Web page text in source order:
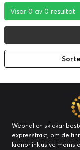
Visar 0 av 0 resultat
Visar 0 av 0 resultat
Visar 0 av 0 resultat
Webhallen skickar
expressfrakt, om de
kronor inklusive moms